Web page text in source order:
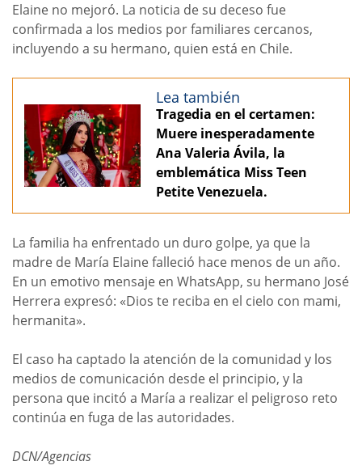
Elaine no mejoró. La noticia de su deceso fue
confirmada a los medios por familiares cercanos,
incluyendo a su hermano, quien está en Chile.
Lea también
Tragedia en el certamen:
Muere inesperadamente
Ana Valeria Ávila, la
emblemática Miss Teen
Petite Venezuela.
La familia ha enfrentado un duro golpe, ya que la
madre de María Elaine falleció hace menos de un año.
En un emotivo mensaje en WhatsApp, su hermano José
Herrera expresó: «Dios te reciba en el cielo con mami,
hermanita».
El caso ha captado la atención de la comunidad y los
medios de comunicación desde el principio, y la
persona que incitó a María a realizar el peligroso reto
continúa en fuga de las autoridades.
DCN/Agencias